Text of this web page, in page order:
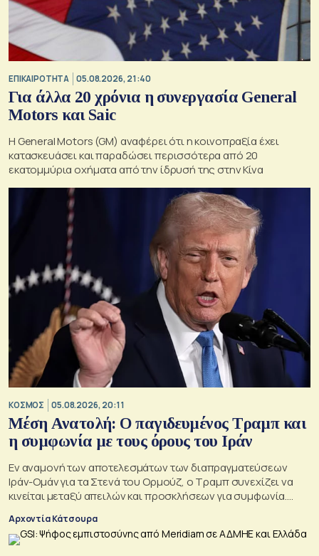
ΕΠΙΚΑΙΡΟΤΗΤΑ 05.08.2026, 21:40
Για άλλα 20 χρόνια η συνεργασία General
Motors και Saic
Η General Motors (GM) αναφέρει ότι η κοινοπραξία έχει
κατασκευάσει και παραδώσει περισσότερα από 20
εκατομμύρια οχήματα από την ίδρυσή της στην Κίνα
ΚΟΣΜΟΣ 05.08.2026, 20:11
Μέση Ανατολή: Ο παγιδευμένος Τραμπ και
η συμφωνία με τους όρους του Ιράν
Εν αναμονή των αποτελεσμάτων των διαπραγματεύσεων
Ιράν-Ομάν για τα Στενά του Ορμούζ, ο Τραμπ συνεχίζει να
κινείται μεταξύ απειλών και προσκλήσεων για συμφωνία.
Μουσκάτ και Τεχεράνη.
Αρχοντία Κάτσουρα